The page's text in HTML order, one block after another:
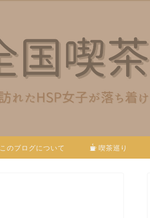
このブログについて 喫茶巡り